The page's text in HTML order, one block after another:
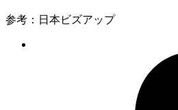
参考：日本ビズアップ